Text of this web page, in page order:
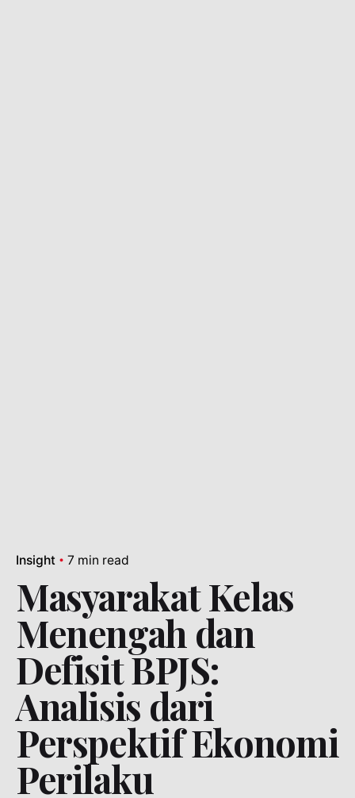
Insight 7 min read
Masyarakat Kelas
Menengah dan
Defisit BPJS:
Analisis dari
Perspektif Ekonomi
Perilaku